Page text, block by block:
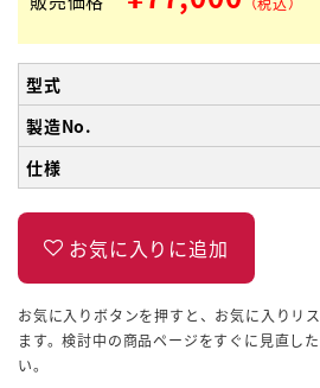
型式
製造No.
仕様
お気に入りボタンを押すと、お気に入りリ
ます。検討中の商品ページをすぐに見直し
い。